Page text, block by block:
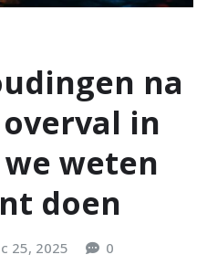
na
in
weten
doen
25, 2025 0